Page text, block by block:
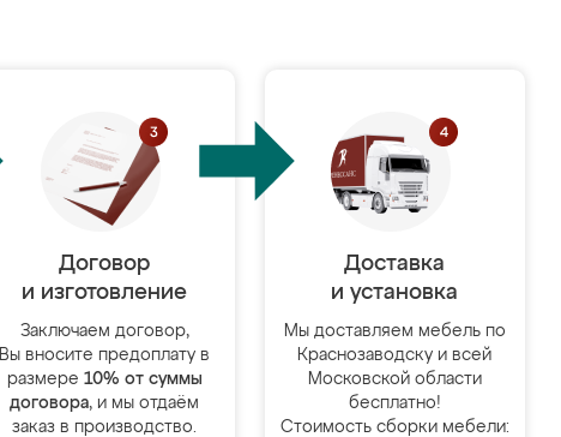
Договор
и изготовление
Заключаем договор,
Вы вносите предоплату в
размере 10% от суммы
договора, и мы отдаём
заказ в производство.
Доставка
и установка
Мы доставляем мебель по
Краснозаводску и всей
Московской области
бесплатно!
Стоимость сборки мебели: